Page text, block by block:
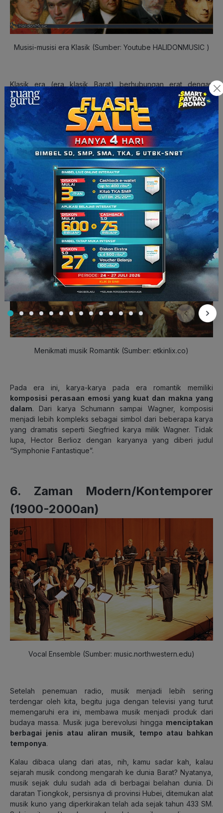
Musisi-musisi era Klasik (Sumber: Youtube HALIDONMUSIC )
Klasik era (era klasik Barat) berhubungan erat dengan
harmoni. Beberapa hasil karya dari masa ini merupakan hasil
karya yang tidak dapat dibandingkan dengan karya apa pun
pada masa sebelumnya, seperti karya Beethoven berjudul
Fifth Symphony. Haydn dan Mozart adalah musisi yang
menjadi ‘kunci’ di era ini. Di akhir era Klasik, musisi
menggubah musik dengan tambahan instrumen selain piano,
seperti klarinet, trombon, dan timpani.
Baca Juga: Kenapa Suara Kita Jelek saat Direkam?\
5. Zaman Romantik (1810-1900an)
Menikmati musik Romantik (Sumber: etkinlix.co)
Pada era ini, karya-karya pada era romantik memiliki
komposisi perasaan emosi yang kuat dan makna yang
dalam. Dari karya Schumann sampai Wagner, komposisi
menjadi lebih kompleks sebagai simbol dari beberapa karya
yang dramatis seperti Siegfried karya milik Wagner. Tidak
lupa, Hector Berlioz dengan karyanya yang diberi judul
“Symphonie Fantastique”.
6. Zaman Modern/Kontemporer
(1900-2000an)
Vocal Ensemble (Sumber: music.northwestern.edu)
Setelah penemuan radio, musik menjadi lebih sering
terdengar oleh kita, begitu juga dengan televisi yang turut
memengaruhi era ini, membawa musik menjadi produk dari
budaya massa. Musik juga berevolusi hingga menciptakan
berbagai jenis atau aliran musik, tempo atau bahkan
temponya.
Kalau dibaca ulang dari atas, nih, kamu sadar kah, kalau
sejarah musik condong mengarah ke dunia Barat? Nyatanya,
musik sejak dulu sudah ada di berbagai belahan dunia. Di
daratan Tiongkok, persisnya di provinsi Hubei, ditemukan alat
musik kuno yang diperkirakan telah ada sejak tahun 433 SM.